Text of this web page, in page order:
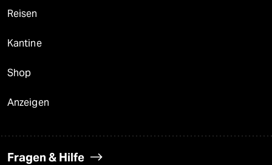
Reisen
Kantine
Shop
Anzeigen
Fragen & Hilfe